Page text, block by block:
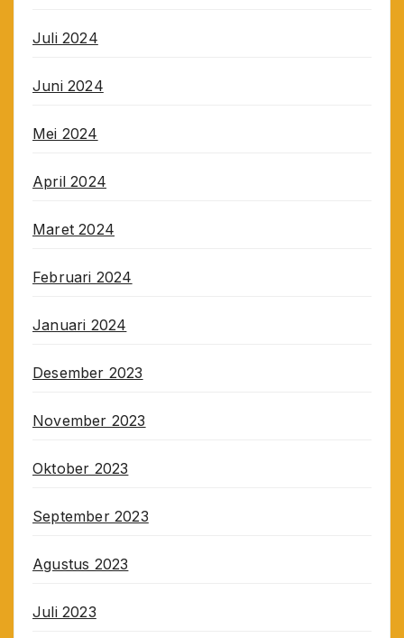
Juli 2024
Juni 2024
Mei 2024
April 2024
Maret 2024
Februari 2024
Januari 2024
Desember 2023
November 2023
Oktober 2023
September 2023
Agustus 2023
Juli 2023